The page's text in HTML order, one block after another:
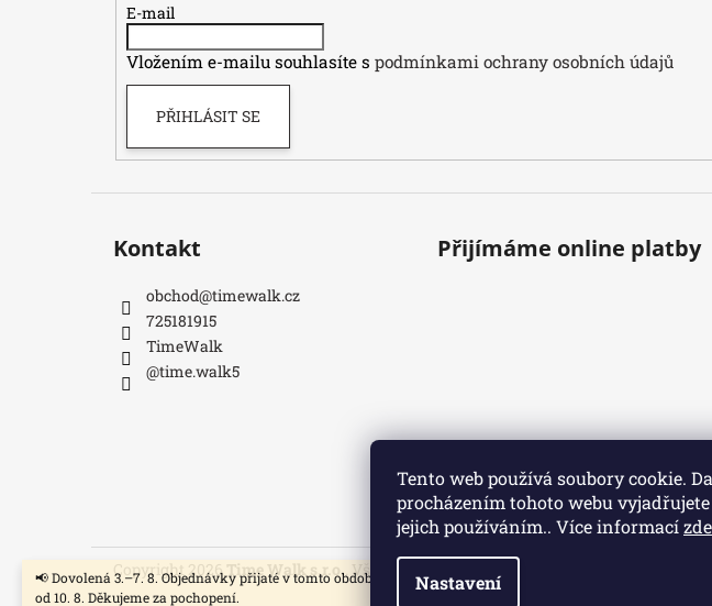
Tento web používá soubory cookie.
procházením tohoto webu
jejich používáním.. Více informacízde
Nastavení
📢 Dovolená 3.–7. 8. Objednávky přijaté v tomto období začneme vyřizovat
od 10. 8. Děkujeme za pochopení.
E-mail
Vložením e-mailu souhlasíte s podmínkami ochrany osobních údajů
PŘIHLÁSIT SE
Kontakt
obchod@timewalk.cz
725181915
TimeWalk
@time.walk5
Přijímáme online platby
Copyright 2026 Time Walk s.r.o.. Všechna práva vyhrazena.